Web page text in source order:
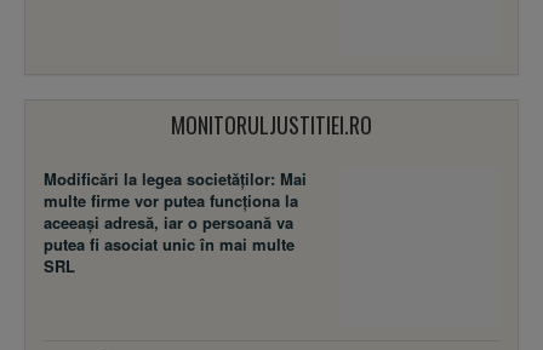
MONITORULJUSTITIEI.RO
Modificări la legea societăţilor: Mai
multe firme vor putea funcţiona la
aceeaşi adresă, iar o persoană va
putea fi asociat unic în mai multe
SRL